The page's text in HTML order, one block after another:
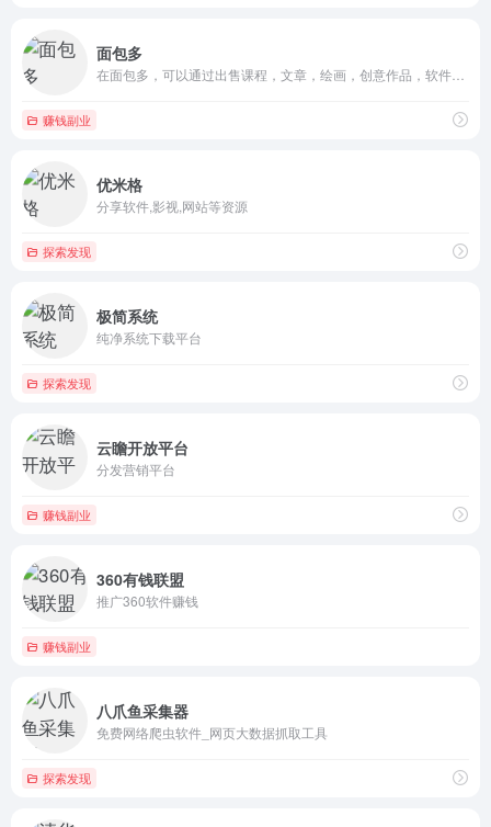
面包多
赚钱副业
优米格
分享软件,影视,网站等资源
探索发现
极简系统
纯净系统下载平台
探索发现
云瞻开放平台
分发营销平台
赚钱副业
360有钱联盟
推广360软件赚钱
赚钱副业
八爪鱼采集器
免费网络爬虫软件_网页大数据抓取工具
探索发现